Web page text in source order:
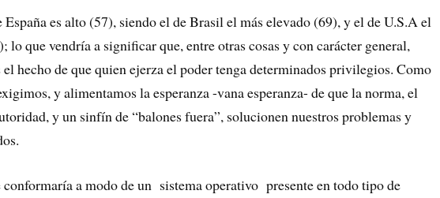
es alto (57), siendo el de Brasil el más elevado (69), y el de U.S.A el
lo que vendría a significar que, entre otras cosas y con carácter general,
el hecho de que quien ejerza el poder tenga determinados privilegios. Como
y alimentamos la esperanza -vana esperanza- de que la norma, el
y un sinfín de “balones fuera”, solucionen nuestros problemas y
conformaría a modo de un sistema operativo presente en todo tipo de